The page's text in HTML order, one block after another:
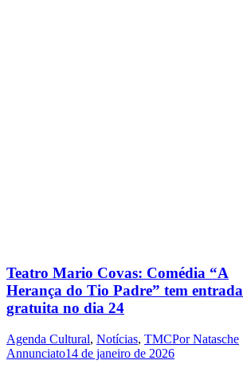
Teatro Mario Covas: Comédia “A
Herança do Tio Padre” tem entrada
gratuita no dia 24
Agenda Cultural, Notícias, TMCPorNatasche
Annunciato14 de janeiro de 2026